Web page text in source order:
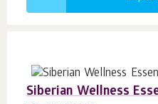
Siberian Wellness